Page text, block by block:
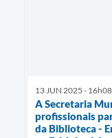
13 JUN 2025 - 16h08
A Secretaria
profissionais
da Biblioteca -